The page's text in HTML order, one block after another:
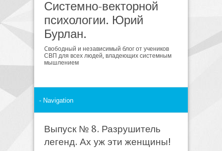
Системно-векторной
психологии. Юрий
Бурлан.
Cвободный и независимый блог от учеников
СВП для всех людей, владеющих системным
мышлением
Выпуск № 8. Разрушитель
легенд. Ах уж эти женщины!